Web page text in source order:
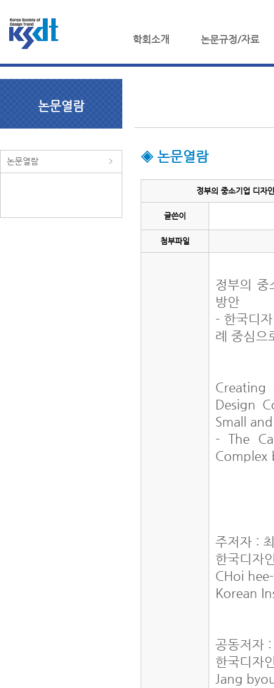
학회소개 논문규정/자료
논문열람
논문열람 ◈ 논문열람
정부의 중소기업 디자
글쓴이
첨부파일
정부의 중
방안
- 한국디
례 중심
Design
Small
- The
Complex
주저자 :
한국디자
CHoi
Korean
공동저자
한국디자
Jang